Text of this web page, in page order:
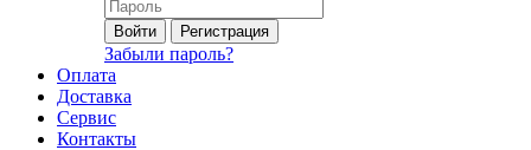
Войти Регистрация
Забыли пароль?
Оплата
Доставка
Сервис
Контакты